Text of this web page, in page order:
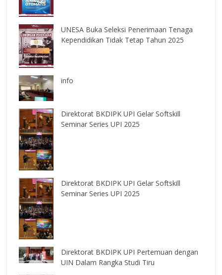
UNESA Buka Seleksi Penerimaan Tenaga
Kependidikan Tidak Tetap Tahun 2025
info
Direktorat BKDIPK UPI Gelar Softskill
Seminar Series UPI 2025
Direktorat BKDIPK UPI Gelar Softskill
Seminar Series UPI 2025
Direktorat BKDIPK UPI Pertemuan dengan
UIN Dalam Rangka Studi Tiru